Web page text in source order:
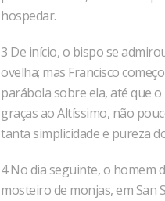
hospedar.
3 De início, o bispo se
ove­lha; mas Francisco
parábola sobre ela, até que
graças ao Altíssimo, não
tanta simplicidade e pureza
4 No dia seguinte, o homem
mosteiro de monjas, em San